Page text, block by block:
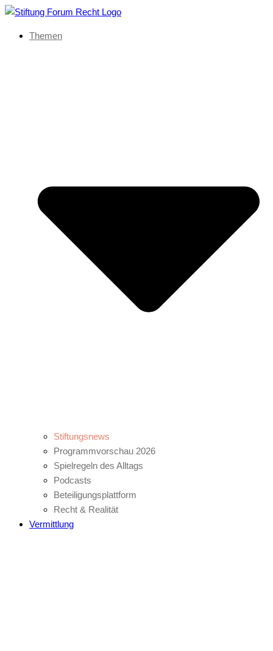
Themen
Stiftungsnews
Programmvorschau 2026
Spielregeln des Alltags
Podcasts
Beteiligungsplattform
Recht & Realität
Vermittlung